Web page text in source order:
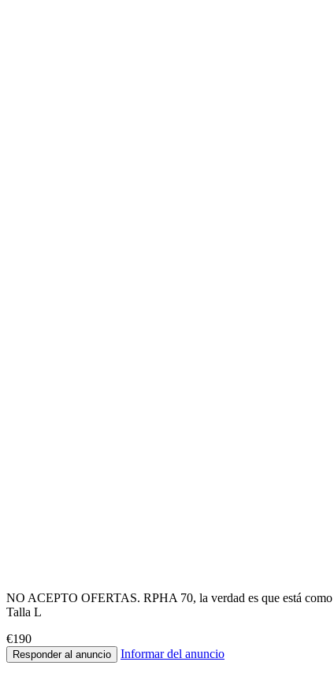
NO ACEPTO OFERTAS. RPHA 70, la verdad es que está
Talla L
€190
Responder al anuncio Informar del anuncio